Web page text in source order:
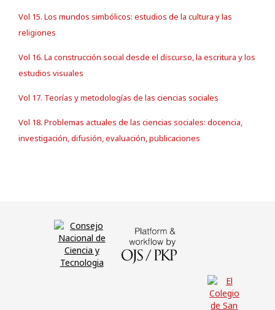
Vol 15. Los mundos simbólicos: estudios de la cultura y las
religiones
Vol 16. La construcción social desde el discurso, la escritura y los
estudios visuales
Vol 17. Teorías y metodologías de las ciencias sociales
Vol 18. Problemas actuales de las ciencias sociales: docencia,
investigación, difusión, evaluación, publicaciones